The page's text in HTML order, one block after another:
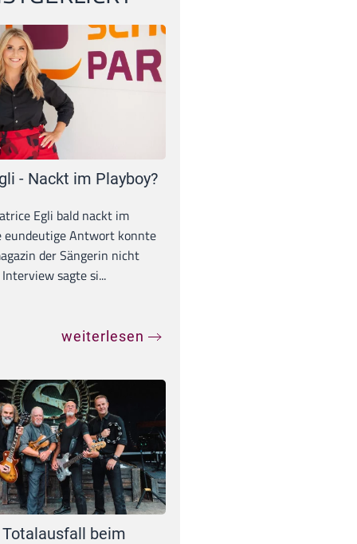
- Nackt im Playboy?
Egli bald nackt im
eundeutige Antwort konnte
der Sängerin nicht
sagte si...
weiterlesen
beim